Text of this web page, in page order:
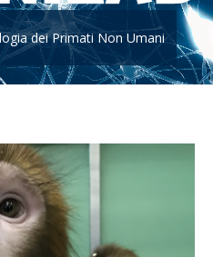
dei Primati Non Umani